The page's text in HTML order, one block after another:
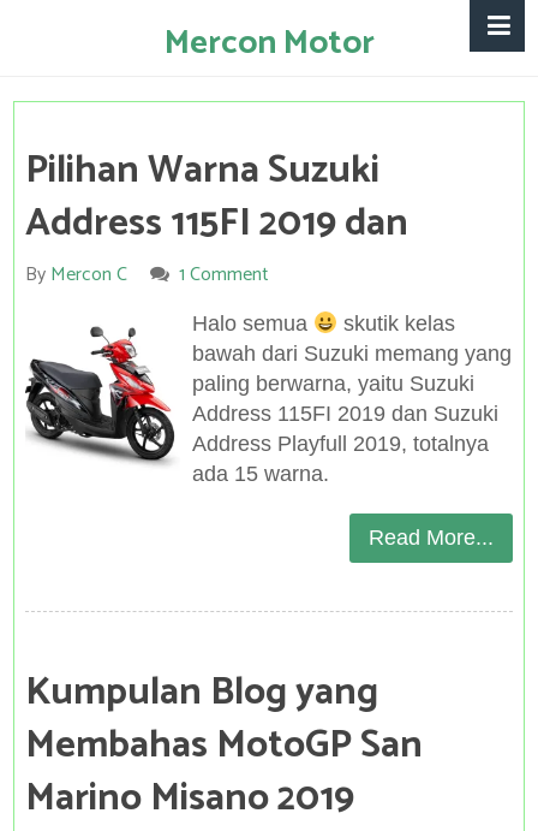
Mercon Motor
Pilihan Warna Suzuki
Address 115FI 2019 dan
ByMercon C 1 Comment
Halo semua
skutik kelas
bawah dari Suzuki memang yang
paling berwarna, yaitu Suzuki
Address 115FI 2019 dan Suzuki
Address Playfull 2019, totalnya
ada 15 warna.
Read More...
Kumpulan Blog yang
Membahas MotoGP San
Marino Misano 2019